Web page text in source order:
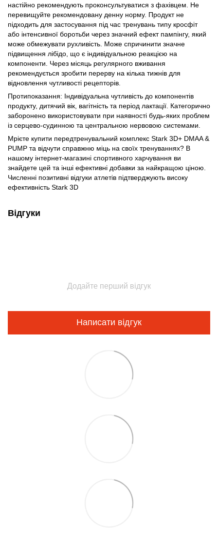
настійно рекомендують проконсультуватися з фахівцем. Не
перевищуйте рекомендовану денну норму. Продукт не
підходить для застосування під час тренувань типу кросфіт
або інтенсивної боротьби через значний ефект пампінгу, який
може обмежувати рухливість. Може спричинити значне
підвищення лібідо, що є індивідуальною реакцією на
компоненти. Через місяць регулярного вживання
рекомендується зробити перерву на кілька тижнів для
відновлення чутливості рецепторів.
Протипоказання: Індивідуальна чутливість до компонентів
продукту, дитячий вік, вагітність та період лактації. Категорично
заборонено використовувати при наявності будь-яких проблем
із серцево-судинною та центральною нервовою системами.
Мрієте купити передтренувальний комплекс Stark 3D+ DMAA &
PUMP та відчути справжню міць на своїх тренуваннях? В
нашому інтернет-магазині спортивного харчування ви
знайдете цей та інші ефективні добавки за найкращою ціною.
Численні позитивні відгуки атлетів підтверджують високу
ефективність Stark 3D
Відгуки
Додайте перший відгук
Написати відгук